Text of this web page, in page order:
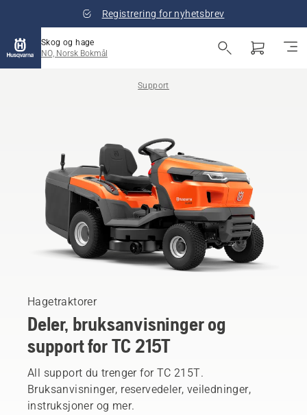
Registrering for nyhetsbrev
Skog og hage
NO, Norsk Bokmål
Support
Hagetraktorer
Deler, bruksanvisninger og
support for TC 215T
All support du trenger for TC 215T.
Bruksanvisninger, reservedeler, veiledninger,
instruksjoner og mer.